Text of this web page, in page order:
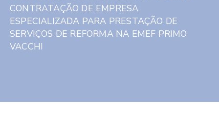
CONTRATAÇÃO DE EMPRESA
ESPECIALIZADA PARA PRESTAÇÃO DE
SERVIÇOS DE REFORMA NA EMEF PRIMO
VACCHI